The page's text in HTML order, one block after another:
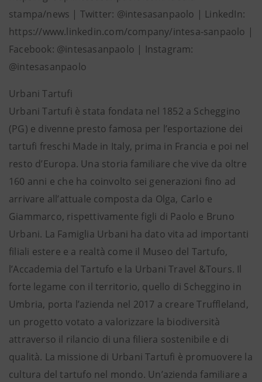
stampa/news | Twitter: @intesasanpaolo | LinkedIn:
https://www.linkedin.com/company/intesa-sanpaolo |
Facebook: @intesasanpaolo | Instagram:
@intesasanpaolo
Urbani Tartufi
Urbani Tartufi è stata fondata nel 1852 a Scheggino
(PG) e divenne presto famosa per l’esportazione dei
tartufi freschi Made in Italy, prima in Francia e poi nel
resto d’Europa. Una storia familiare che vive da oltre
160 anni e che ha coinvolto sei generazioni fino ad
arrivare all’attuale composta da Olga, Carlo e
Giammarco, rispettivamente figli di Paolo e Bruno
Urbani. La Famiglia Urbani ha dato vita ad importanti
filiali estere e a realtà come il Museo del Tartufo,
l’Accademia del Tartufo e la Urbani Travel &Tours. Il
forte legame con il territorio, quello di Scheggino in
Umbria, porta l’azienda nel 2017 a creare Truffleland,
un progetto votato a valorizzare la biodiversità
attraverso il rilancio di una filiera sostenibile e di
qualità. La missione di Urbani Tartufi è promuovere la
cultura del tartufo nel mondo. Un’azienda familiare a